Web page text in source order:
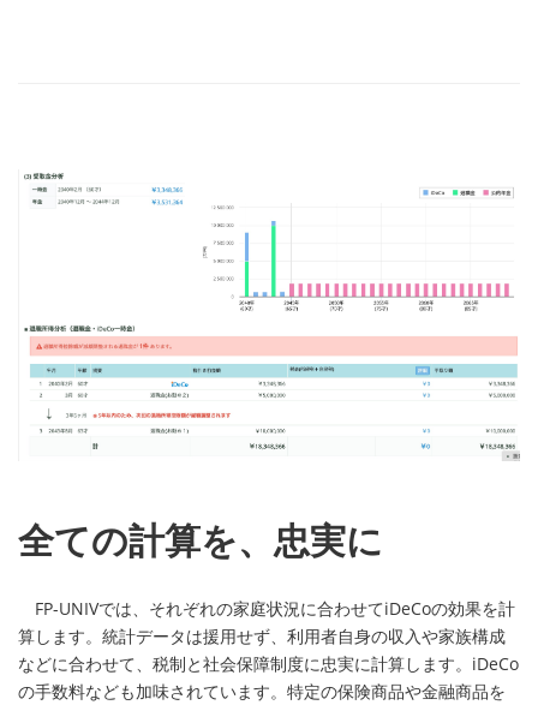
全ての計算を、忠実に
FP-UNIVでは、それぞれの家庭状況に合わせてiDeCoの効果を計
算します。統計データは援用せず、利用者自身の収入や家族構成
などに合わせて、税制と社会保障制度に忠実に計算します。iDeCo
の手数料なども加味されています。特定の保険商品や金融商品を